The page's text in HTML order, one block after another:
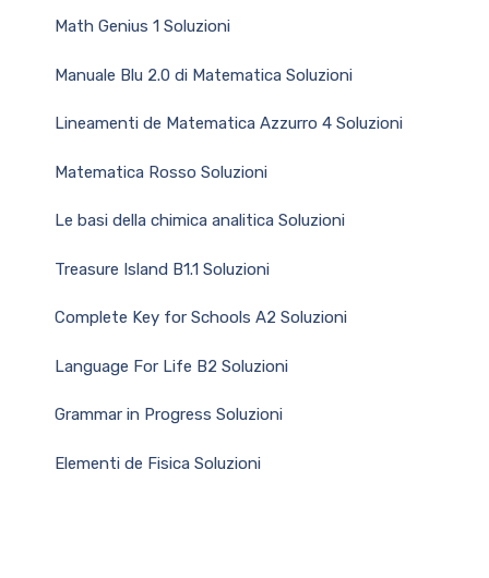
Math Genius 1 Soluzioni
Manuale Blu 2.0 di Matematica Soluzioni
Lineamenti de Matematica Azzurro 4 Soluzioni
Matematica Rosso Soluzioni
Le basi della chimica analitica Soluzioni
Treasure Island B1.1 Soluzioni
Complete Key for Schools A2 Soluzioni
Language For Life B2 Soluzioni
Grammar in Progress Soluzioni
Elementi de Fisica Soluzioni